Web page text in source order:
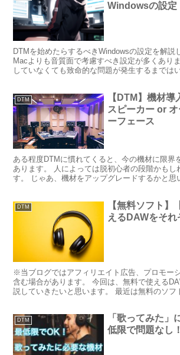
Windowsの設定
DTMを始めたらするべきWindowsの設定を解説
Macよりも音質面で考慮すべき設定が多くあり
していなくても致命的な問題が発生するまでは
DTM
【DTM】機材
スピーカー or
ーフェース
ある程度DTMに慣れてくると、今の機材に限界
あります。 人によっては脱初心者の段階かもし
す。 じゃあ、機材をアップグレードするかと思
DTM
【無料ソフト】
えるDAWをそれ
※当ブログではアフィリエイト広告、プロモー
含む場合があります。 今回は、無料で使える
説していきたいと思います。 最近は無料のソフ
DTM
「歌ってみた」
低限で問題なし